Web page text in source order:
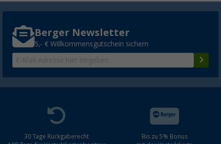
Berger Newsletter
5,- € Willkommensgutschein sichern
30 Tage Rückgaberecht
Bis zu 5% Bonus